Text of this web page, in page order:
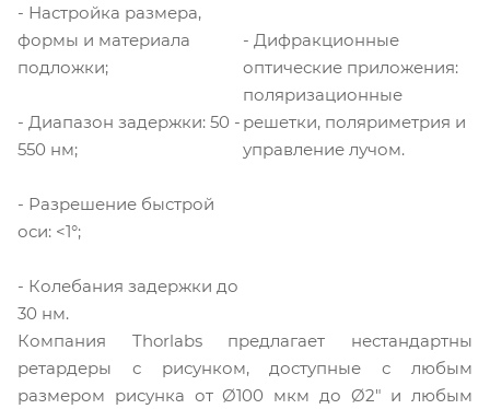
- Настройка размера,
формы и материала
подложки;
- Диапазон задержки: 50 -
550 нм;
- Разрешение быстрой
оси: <1°;
- Колебания задержки до
30 нм.
- Дифракционные
оптические приложения:
поляризационные
решетки, поляриметрия и
управление лучом.
Компания Thorlabs предлагает нестандартны
ретардеры с рисунком, доступные с любым
размером рисунка от Ø100 мкм до Ø2" и любым